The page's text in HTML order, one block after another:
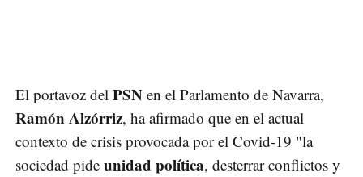
El portavoz del PSN en el Parlamento de Navarra,
Ramón Alzórriz, ha afirmado que en el actual
contexto de crisis provocada por el Covid-19 "la
sociedad pide unidad política, desterrar conflictos y